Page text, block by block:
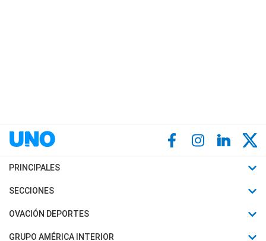
PRINCIPALES
Últimas Noticias
Política
SECCIONES
Horóscopo
Motores
OVACIÓN DEPORTES
Fútbol
GRUPO AMÉRICA INTERIOR